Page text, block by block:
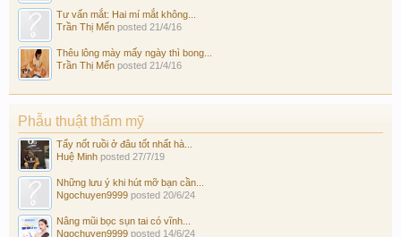
Tư vấn mắt: Hai mí mắt không...
Trần Thị Mến posted 21/4/16
Thêu lông mày mấy ngày thì bong...
Trần Thị Mến posted 21/4/16
Phẫu thuật thẩm mỹ
Tẩy nốt ruồi ở đâu tốt nhất hà...
Huệ Minh posted 27/7/19
Những lưu ý khi hút mỡ bạn cần...
Ngochuyen9999 posted 20/6/24
Nâng mũi bọc sụn tai có vĩnh...
Ngochuyen9999 posted 14/6/24